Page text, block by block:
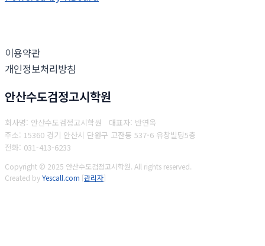
이용약관
개인정보처리방침
안산수도검정고시학원
회사명: 안산수도검정고시학원 대표자: 반연옥
주소: 15360 경기 안산시 단원구 고잔동 537-6 유창빌딩5층
전화: 031-413-6233
Copyright © 2025 안산수도검정고시학원. All rights reserved.
Created byYescall.com [관리자]